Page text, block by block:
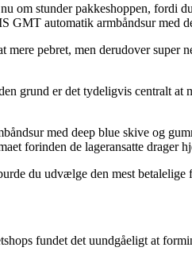
om stunder pakkeshoppen, fordi
GMT automatik armbåndsur med
pebret, men derudover super
er det tydeligvis centralt at
med deep blue skive og
forinden de lageransatte drager
du udvælge den mest
fundet det uundgåeligt at